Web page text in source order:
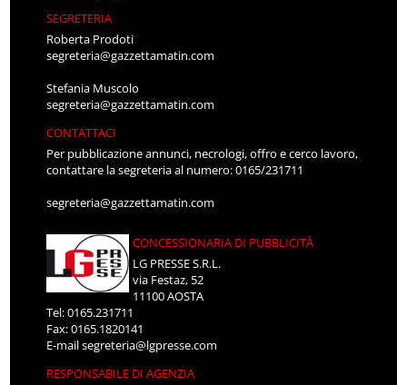
SEGRETERIA
Roberta Prodoti
segreteria@gazzettamatin.com
Stefania Muscolo
segreteria@gazzettamatin.com
CONTATTACI
Per pubblicazione annunci, necrologi, offro e cerco lavoro,
contattare la segreteria al numero: 0165/231711
segreteria@gazzettamatin.com
CONCESSIONARIA DI PUBBLICITÀ
LG PRESSE S.R.L.
via Festaz, 52
11100 AOSTA
Tel: 0165.231711
Fax: 0165.1820141
E-mailsegreteria@lgpresse.com
RESPONSABILE DI AGENZIA